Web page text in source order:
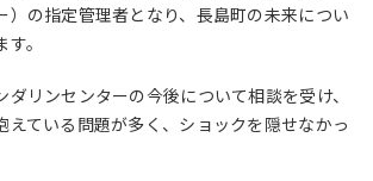
）の指定管理者となり、長島町の未来につい
。
リンセンターの今後について相談を受け、
えている問題が多く、ショックを隠せなかっ